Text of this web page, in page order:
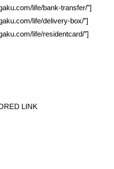
life/bank-transfer/”]
life/delivery-box/”]
life/residentcard/”]
LINK